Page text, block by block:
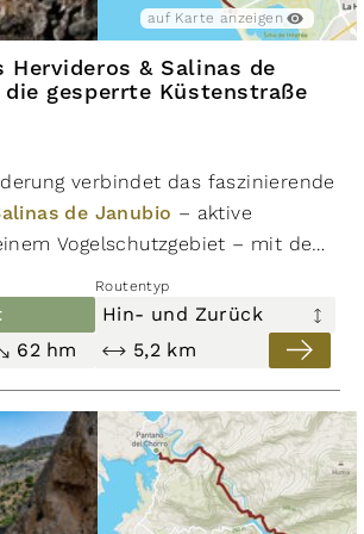
auf Karte anzeigen
Hervideros & Salinas de
gesperrte Küstenstraße
verbindet das faszinierende
de Janubio – aktive
Vogelschutzgebiet – mit dem
Lanzarotes. Die etwa 5 km
Strecke weist nur einen
von rund 40 bis 60
leicht zu meistern.
entlang der schwarz-
Küste mit imposanten Klippen
Höhlen, in denen sich die
Wind und hohem
Routentyp
Hin- und Zurück
62 hm 5,2 km